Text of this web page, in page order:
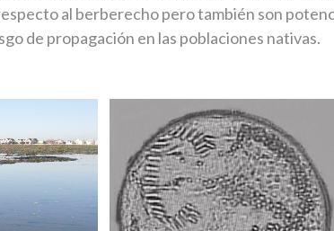
al berberecho pero también son
de propagación en las poblaciones nativas.